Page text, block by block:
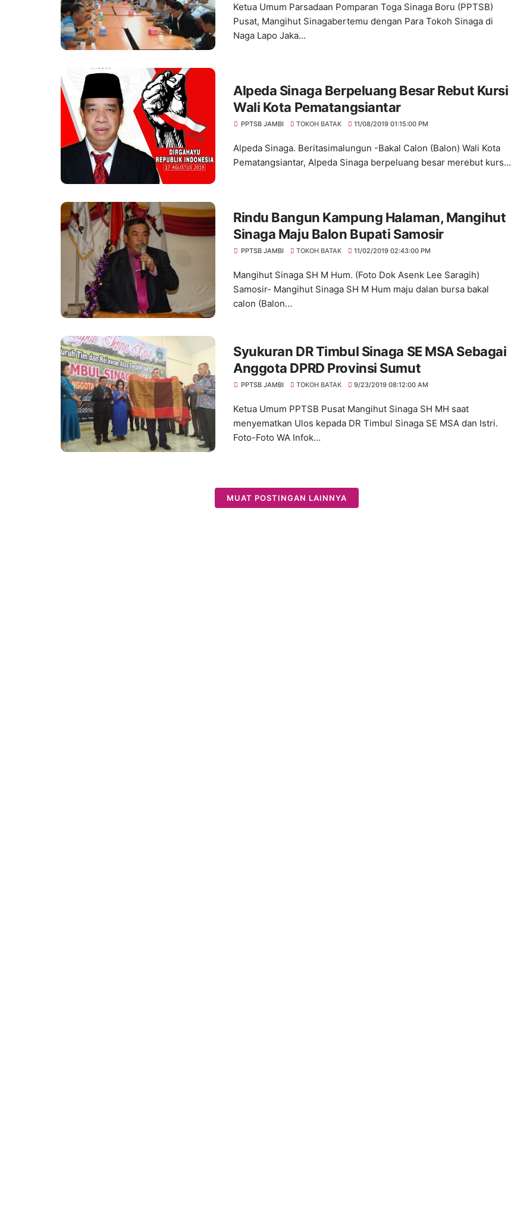
Ketua Umum Parsadaan Pomparan Toga Sinaga Boru (PPTSB)
Pusat, Mangihut Sinagabertemu dengan Para Tokoh Sinaga di
Naga Lapo Jaka…
Alpeda Sinaga Berpeluang Besar Rebut Kursi
Wali Kota Pematangsiantar
PPTSB JAMBI TOKOH BATAK 11/08/2019 01:15:00 PM
Alpeda Sinaga. Beritasimalungun -Bakal Calon (Balon) Wali Kota
Pematangsiantar, Alpeda Sinaga berpeluang besar merebut kurs…
Rindu Bangun Kampung Halaman, Mangihut
Sinaga Maju Balon Bupati Samosir
PPTSB JAMBI TOKOH BATAK 11/02/2019 02:43:00 PM
Mangihut Sinaga SH M Hum. (Foto Dok Asenk Lee Saragih)
Samosir- Mangihut Sinaga SH M Hum maju dalan bursa bakal
calon (Balon…
Syukuran DR Timbul Sinaga SE MSA Sebagai
Anggota DPRD Provinsi Sumut
PPTSB JAMBI TOKOH BATAK 9/23/2019 08:12:00 AM
Ketua Umum PPTSB Pusat Mangihut Sinaga SH MH saat
menyematkan Ulos kepada DR Timbul Sinaga SE MSA dan Istri.
Foto-Foto WA Infok…
MUAT POSTINGAN LAINNYA